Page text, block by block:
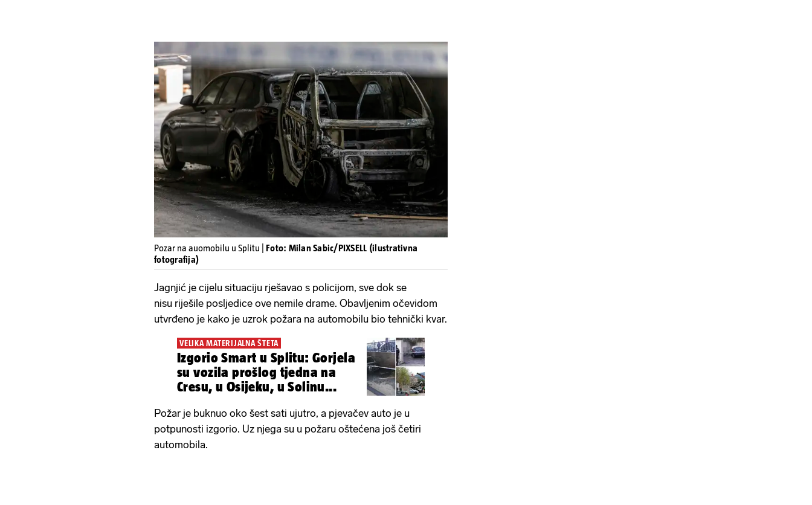
Pozar na auomobilu u Splitu | Foto: Milan Sabic/PIXSELL (ilustrativna
fotografija)
Jagnjić je cijelu situaciju rješavao s policijom, sve dok se
nisu riješile posljedice ove nemile drame. Obavljenim očevidom
utvrđeno je kako je uzrok požara na automobilu bio tehnički kvar.
VELIKA MATERIJALNA ŠTETA
Izgorio Smart u Splitu: Gorjela
su vozila prošlog tjedna na
Cresu, u Osijeku, u Solinu...
Požar je buknuo oko šest sati ujutro, a pjevačev auto je u
potpunosti izgorio. Uz njega su u požaru oštećena još četiri
automobila.